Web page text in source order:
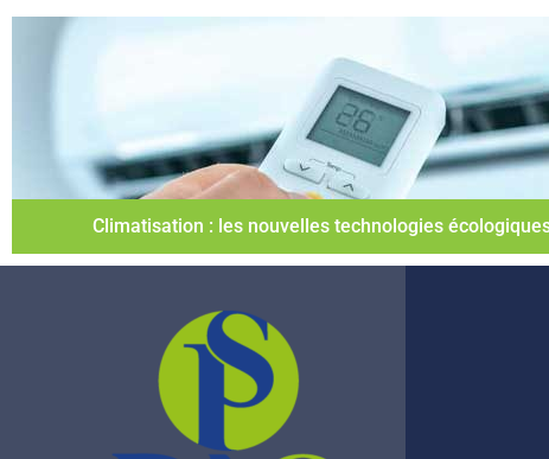
Climatisation : les nouvelles technologies